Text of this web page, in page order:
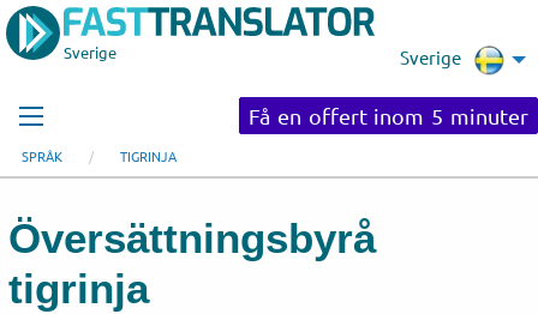
Sverige Sverige
Få en offert inom 5 minuter
SPRÅK TIGRINJA
Översättningsbyrå
tigrinja